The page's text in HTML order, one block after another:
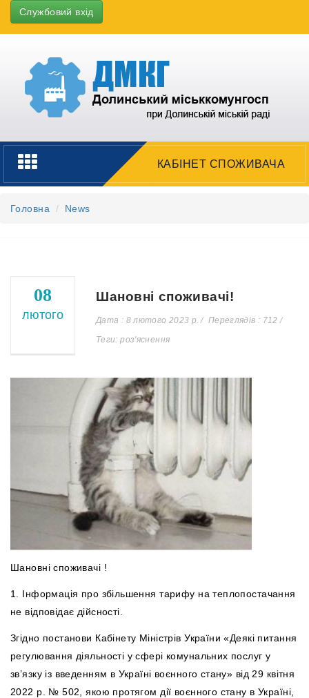
Службовий вхід
Toggle
navigation
КАБІНЕТ СПОЖИВАЧА
Головна News
08
лютого
Шановні споживачі!
Дата : 8 лютого 2023 р.
Переглядів : 712
Теги: роз'яснення
Шановні споживачі !
1. Інформація про збільшення тарифу на теплопостачання
не відповідає дійсності.
Згідно постанови Кабінету Міністрів України «Деякі питання
регулювання діяльності у сфері комунальних послуг у
зв’язку із введенням в Україні воєнного стану» від 29 квітня
2022 р. № 502, якою протягом дії воєнного стану в Україні,